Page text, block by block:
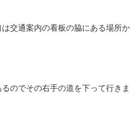
交通案内の看板の脇にある場所か
のでその右手の道を下って行きま